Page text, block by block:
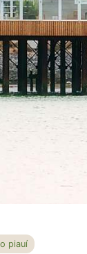
piauí